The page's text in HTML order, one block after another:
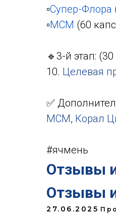
▫️Супер-Флора
▫️МСМ (60
🔹3-й этап:
10. Целевая
✅
МСМ, Корал
#ячмень
Отзывы
Отзывы
27.06.2025